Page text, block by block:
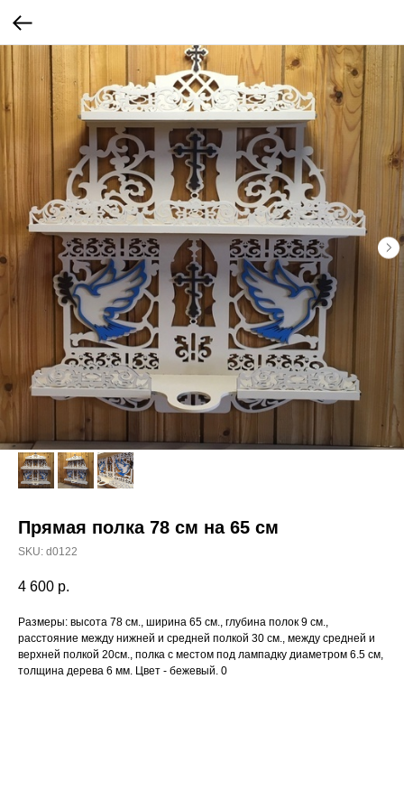
Прямая полка 78 см на 65 см
SKU: d0122
4 600 р.
Размеры: высота 78 см., ширина 65 см., глубина полок 9 см.,
расстояние между нижней и средней полкой 30 см., между средней и
верхней полкой 20см., полка с местом под лампадку диаметром 6.5 см,
толщина дерева 6 мм. Цвет - бежевый. 0